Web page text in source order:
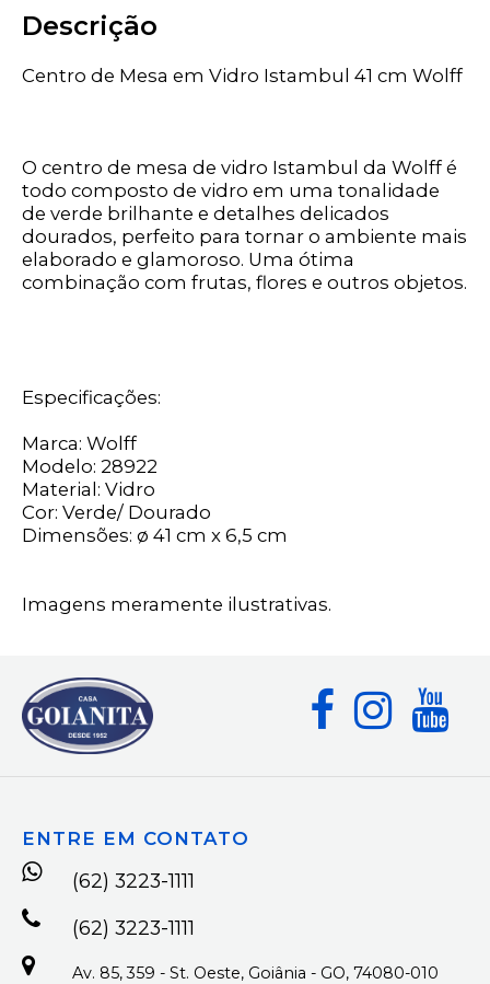
Descrição
Centro de Mesa em Vidro Istambul 41 cm Wolff
O centro de mesa de vidro Istambul da Wolff é
todo composto de vidro em uma tonalidade
de verde brilhante e detalhes delicados
dourados, perfeito para tornar o ambiente mais
elaborado e glamoroso. Uma ótima
combinação com frutas, flores e outros objetos.
Especificações:
Marca: Wolff
Modelo: 28922
Material: Vidro
Cor: Verde/ Dourado
Dimensões: ø 41 cm x 6,5 cm
Imagens meramente ilustrativas.
ENTRE EM CONTATO
(62) 3223-1111
(62) 3223-1111
Av. 85, 359 - St. Oeste, Goiânia - GO, 74080-010